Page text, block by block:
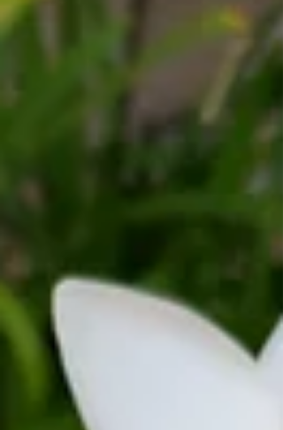
り 多い。 ヨーロッパからみたら 日本の女の子は
ぐにやらしてくれる イメージが大きい。 アルゼ